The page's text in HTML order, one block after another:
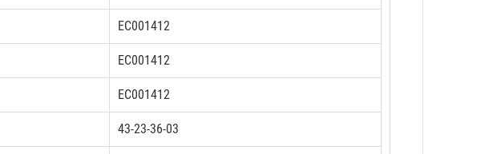
EC001412
EC001412
EC001412
43-23-36-03